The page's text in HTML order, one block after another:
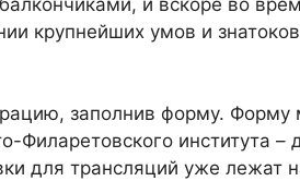
крупнейших умов и
заполнив форму. Форму
Филаретовского института –
для трансляций уже лежат